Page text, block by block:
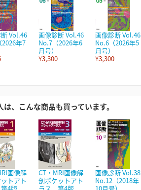
Vol.46
年7
画像診断 Vol.46
No.7（2026年6
月号）
¥3,300
画像診断 Vol.46
No.6（2026年5
月号）
¥3,300
、こんな商品も買っています。
画像解
トアト
CT・MRI画像解
剖ポケットアト
画像診断 Vol.38
No.12（2018年